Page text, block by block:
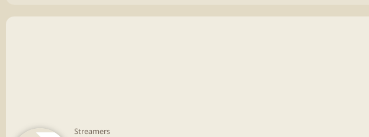
Streamers